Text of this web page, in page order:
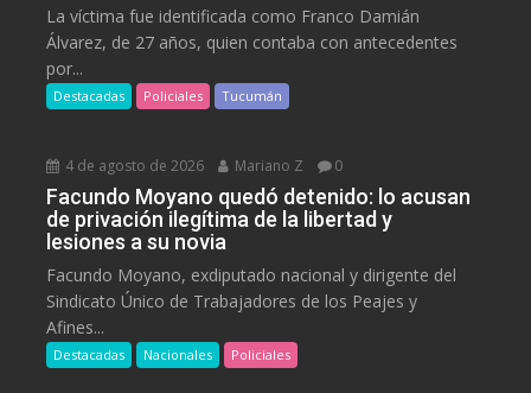
La víctima fue identificada como Franco Damián
Álvarez, de 27 años, quien contaba con antecedentes
por...
Destacadas Policiales Tucumán
4 de agosto de 2026 Mariano Z 0
Facundo Moyano quedó detenido: lo acusan
de privación ilegítima de la libertad y
lesiones a su novia
Facundo Moyano, exdiputado nacional y dirigente del
Sindicato Único de Trabajadores de los Peajes y
Afines...
Destacadas Nacionales Policiales